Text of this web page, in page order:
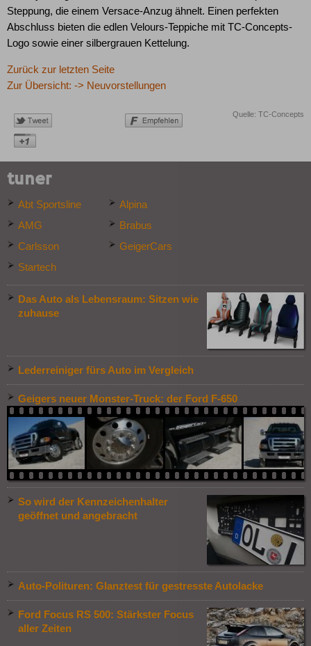
Steppung, die einem Versace-Anzug ähnelt. Einen perfekten
Abschluss bieten die edlen Velours-Teppiche mit TC-Concepts-
Logo sowie einer silbergrauen Kettelung.
Zurück zur letzten Seite
Zur Übersicht: -> Neuvorstellungen
Quelle: TC-Concepts
tuner
Abt Sportsline
Alpina
AMG
Brabus
Carlsson
GeigerCars
Startech
Das Auto als Lebensraum: Sitzen wie
zuhause
Lederreiniger fürs Auto im Vergleich
Geigers neuer Monster-Truck: der Ford F-650
So wird der Kennzeichenhalter
geöffnet und angebracht
Auto-Polituren: Glanztest für gestresste Autolacke
Ford Focus RS 500: Stärkster Focus
aller Zeiten